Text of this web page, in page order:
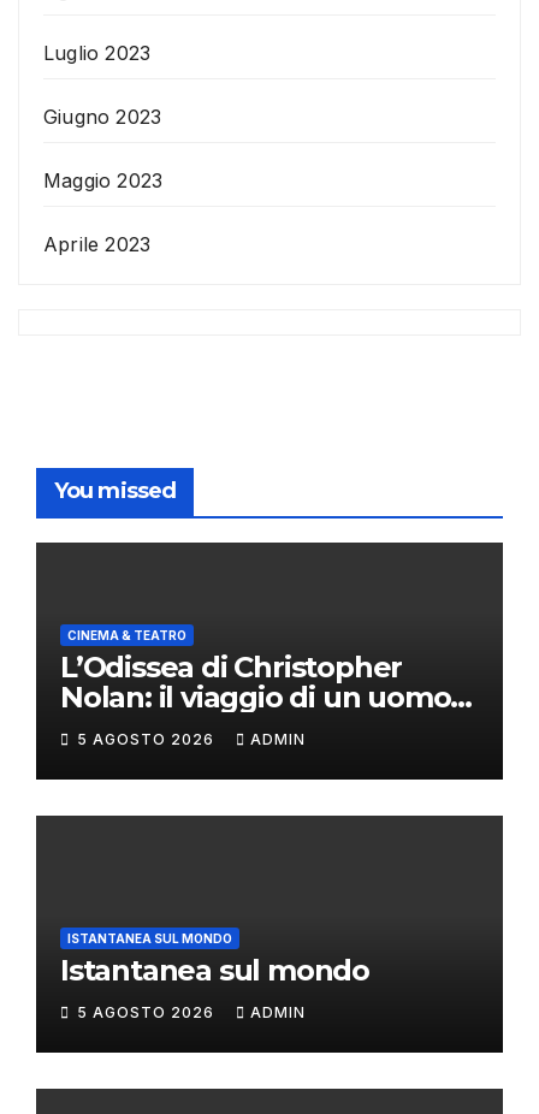
Luglio 2023
Giugno 2023
Maggio 2023
Aprile 2023
You missed
CINEMA & TEATRO
L’Odissea di Christopher
Nolan: il viaggio di un uomo
oltre il mito
5 AGOSTO 2026 ADMIN
ISTANTANEA SUL MONDO
Istantanea sul mondo
5 AGOSTO 2026 ADMIN